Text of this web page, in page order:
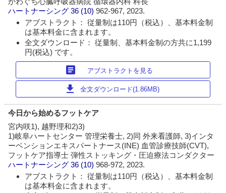
ハートナーシング 36 (10)962-967, 2023.
アブストラクト： 従量制は110円（税込）、基本料金制
は基本料金に含まれます。
全文ダウンロード： 従量制、基本料金制の方共に1,199
円(税込) です。
article アブストラクトを見る
download 全文ダウンロード(1.86MB)
今日から始めるフットケア
宮内咲1), 越野理和2)3)
1)岐阜ハートセンター 管理栄養士, 2)同 外来看護師, 3)インタ
ーベンションエキスパートナース(INE) 血管診療技師(CVT),
フットケア指導士 弾性ストッキング・圧迫療法コンダクター
ハートナーシング 36 (10)968-972, 2023.
アブストラクト： 従量制は110円（税込）、基本料金制
は基本料金に含まれます。